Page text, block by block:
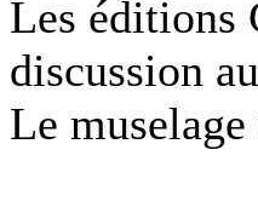
Les éditions
discussion
Le